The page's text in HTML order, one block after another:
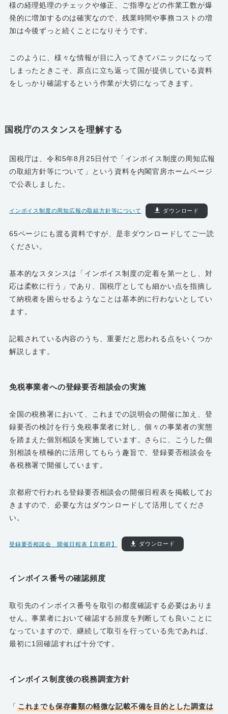
様の経理処理のチェックや修正、ご指導などの作業工数が爆
発的に増加するのは確実なので、残業時間や事務コストの増
加は今後ずっと続くことになりそうです。
このように、様々な情報が目に入ってきてパニックになって
しまったときこそ、原点に立ち返って国が提供している資料
をしっかり確認するという作業が大切になってきます。
国税庁のスタンスを理解する
国税庁は、令和5年8月25日付で「インボイス制度の周知広報
の取組方針等について」という資料を内閣官房ホームページ
で公表しました。
インボイス制度の周知広報の取組方針等について ダウンロード
65ページにも渡る資料ですが、是非ダウンロードしてご一読
ください。
基本的なスタンスは「インボイス制度の定着を第一とし、対
応は柔軟に行う」であり、国税庁としても細かい点を指摘し
て納税者を困らせるようなことは基本的に行わないとしてい
ます。
記載されている内容のうち、重要だと思われる点をいくつか
解説します。
免税事業者への登録要否相談会の実施
全国の税務署において、これまでの説明会の開催に加え、登
録要否の検討を行う免税事業者に対し、個々の事業者の実態
を踏まえた個別相談を実施しています。さらに、こうした個
別相談を積極的に活用してもらう趣旨で、登録要否相談会を
各税務署で開催しています。
京都府で行われる登録要否相談会の開催日程表を掲載してお
きますので、必要な方はダウンロードして活用してくださ
い。
登録要否相談会 開催日程表【京都府】 ダウンロード
インボイス番号の確認頻度
取引先のインボイス番号を取引の都度確認する必要はありま
せん。事業者において確認する頻度を判断しても良いことに
なっていますので、継続して取引を行っている先であれば、
最初に1回確認すれば十分です。
インボイス制度後の税務調査方針
「 これまでも保存書類の軽微な記載不備を目的とした調査は